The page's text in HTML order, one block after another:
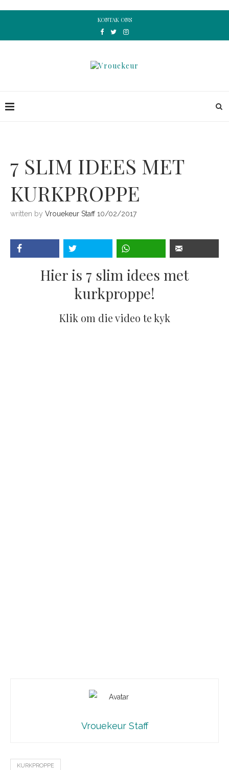
KONTAK ONS
7 SLIM IDEES MET
KURKPROPPE
written by Vrouekeur Staff 10/02/2017
Hier is 7 slim idees met
kurkproppe!
Klik om die video te kyk
Vrouekeur Staff
KURKPROPPE